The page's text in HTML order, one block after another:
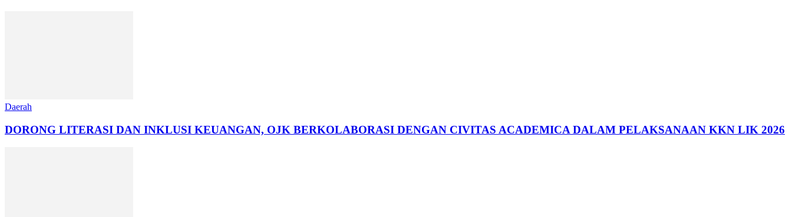
Daerah
DORONG LITERASI DAN INKLUSI KEUANGAN, OJK BERKOLABORASI DENGAN CIVITAS ACADEMICA DALAM PELAKSANAAN KKN LIK 2026